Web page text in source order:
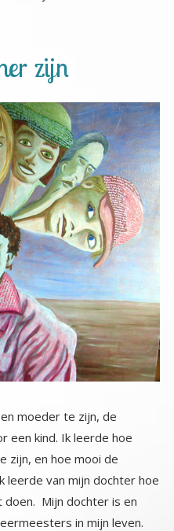
zijn
moeder te zijn, de
een kind. Ik leerde hoe
zijn, en hoe mooi de
leerde van mijn dochter hoe
doen. Mijn dochter is en
in mijn leven.